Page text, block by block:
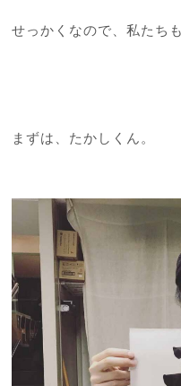
せっかくなので、私たち
まずは、たかしくん。